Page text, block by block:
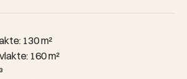
130 m²
160 m²